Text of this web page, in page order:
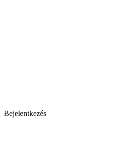
Bejelentkezés